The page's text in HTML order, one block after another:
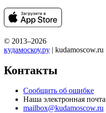
© 2013–2026
кудамоскоу.ру | kudamoscow.ru
Контакты
Сообщить об ошибке
Наша электронная почта
mailbox@kudamoscow.ru